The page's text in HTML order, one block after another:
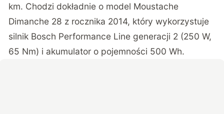
km. Chodzi dokładnie o model Moustache
Dimanche 28 z rocznika 2014, który wykorzystuje
silnik Bosch Performance Line generacji 2 (250 W,
65 Nm) i akumulator o pojemności 500 Wh.